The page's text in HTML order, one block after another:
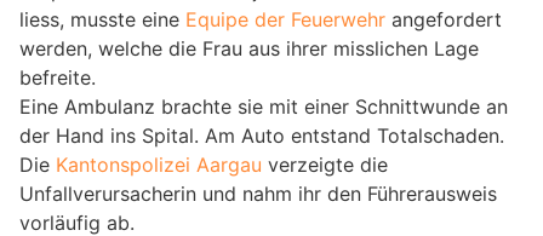
liess, musste eine Equipe der Feuerwehr angefordert
werden, welche die Frau aus ihrer misslichen Lage
befreite.
Eine Ambulanz brachte sie mit einer Schnittwunde an
der Hand ins Spital. Am Auto entstand Totalschaden.
Die Kantonspolizei Aargau verzeigte die
Unfallverursacherin und nahm ihr den Führerausweis
vorläufig ab.